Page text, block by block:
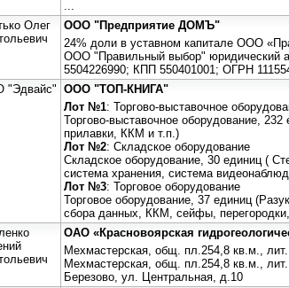
Олег
ООО "Предприятие ДОМЪ"
24% доли в уставном капитале ООО
ООО "Правильный выбор" юридический
5504226990; КПП 550401001; ОГРН
"Эдвайс" ООО "ТОП-КНИГА"
Лот №1: Торгово-выставочное
Торгово-выставочное оборудование,
прилавки, ККМ и т.п.)
Лот №2: Складское оборудование
Складское оборудование, 30 единиц (
система хранения, система
Лот №3: Торговое оборудование
Торговое оборудование, 37 единиц
сбора данных, ККМ, сейфы,
ОАО «Красновоярская
Мехмастерская, общ. пл.254,8 кв.м., лит.
Мехмастерская, общ. пл.254,8 кв.м.,
Березово, ул. Центральная, д.10